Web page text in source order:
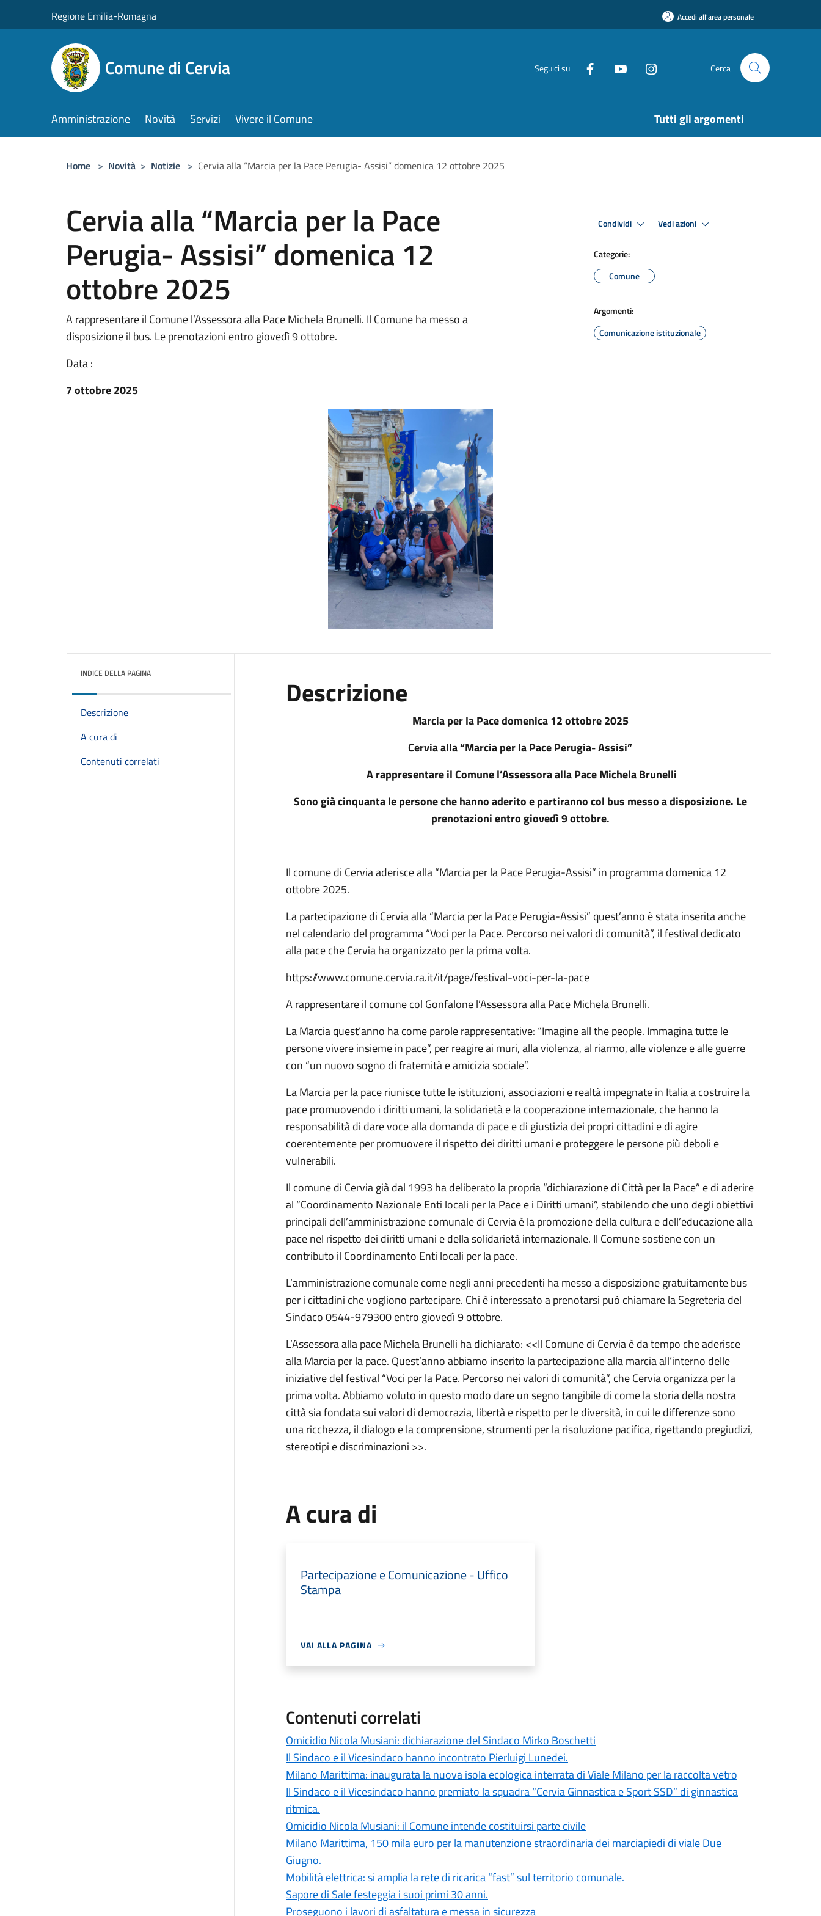
Regione Emilia-Romagna Accedi all'area personale
Comune di Cervia Seguici su Cerca
Amministrazione Novità Servizi Vivere il Comune Tutti gli argomenti
Home > Novità > Notizie > Cervia alla “Marcia per la Pace Perugia- Assisi” domenica 12 ottobre 2025
Cervia alla “Marcia per la Pace
Perugia- Assisi” domenica 12
ottobre 2025
A rappresentare il Comune l’Assessora alla Pace Michela Brunelli. Il Comune ha messo a
disposizione il bus. Le prenotazioni entro giovedì 9 ottobre.
Data :
7 ottobre 2025
Condividi Vedi azioni
Categorie:
Comune
Argomenti:
Comunicazione istituzionale
INDICE DELLA PAGINA
Descrizione
A cura di
Contenuti correlati
Descrizione
Marcia per la Pace domenica 12 ottobre 2025
Cervia alla “Marcia per la Pace Perugia- Assisi”
A rappresentare il Comune l’Assessora alla Pace Michela Brunelli
Sono già cinquanta le persone che hanno aderito e partiranno col bus messo a disposizione. Le
prenotazioni entro giovedì 9 ottobre.
Il comune di Cervia aderisce alla “Marcia per la Pace Perugia-Assisi” in programma domenica 12
ottobre 2025.
La partecipazione di Cervia alla “Marcia per la Pace Perugia-Assisi” quest’anno è stata inserita anche
nel calendario del programma “Voci per la Pace. Percorso nei valori di comunità”, il festival dedicato
alla pace che Cervia ha organizzato per la prima volta.
https://www.comune.cervia.ra.it/it/page/festival-voci-per-la-pace
A rappresentare il comune col Gonfalone l’Assessora alla Pace Michela Brunelli.
La Marcia quest’anno ha come parole rappresentative: “Imagine all the people. Immagina tutte le
persone vivere insieme in pace”, per reagire ai muri, alla violenza, al riarmo, alle violenze e alle guerre
con “un nuovo sogno di fraternità e amicizia sociale”.
La Marcia per la pace riunisce tutte le istituzioni, associazioni e realtà impegnate in Italia a costruire la
pace promuovendo i diritti umani, la solidarietà e la cooperazione internazionale, che hanno la
responsabilità di dare voce alla domanda di pace e di giustizia dei propri cittadini e di agire
coerentemente per promuovere il rispetto dei diritti umani e proteggere le persone più deboli e
vulnerabili.
Il comune di Cervia già dal 1993 ha deliberato la propria “dichiarazione di Città per la Pace” e di aderire
al “Coordinamento Nazionale Enti locali per la Pace e i Diritti umani”, stabilendo che uno degli obiettivi
principali dell’amministrazione comunale di Cervia è la promozione della cultura e dell’educazione alla
pace nel rispetto dei diritti umani e della solidarietà internazionale. Il Comune sostiene con un
contributo il Coordinamento Enti locali per la pace.
L’amministrazione comunale come negli anni precedenti ha messo a disposizione gratuitamente bus
per i cittadini che vogliono partecipare. Chi è interessato a prenotarsi può chiamare la Segreteria del
Sindaco 0544-979300 entro giovedì 9 ottobre.
L’Assessora alla pace Michela Brunelli ha dichiarato: <<Il Comune di Cervia è da tempo che aderisce
alla Marcia per la pace. Quest’anno abbiamo inserito la partecipazione alla marcia all’interno delle
iniziative del festival “Voci per la Pace. Percorso nei valori di comunità”, che Cervia organizza per la
prima volta. Abbiamo voluto in questo modo dare un segno tangibile di come la storia della nostra
città sia fondata sui valori di democrazia, libertà e rispetto per le diversità, in cui le differenze sono
una ricchezza, il dialogo e la comprensione, strumenti per la risoluzione pacifica, rigettando pregiudizi,
stereotipi e discriminazioni >>.
A cura di
Partecipazione e Comunicazione - Uffico
Stampa
VAI ALLA PAGINA
Contenuti correlati
Omicidio Nicola Musiani: dichiarazione del Sindaco Mirko Boschetti
Il Sindaco e il Vicesindaco hanno incontrato Pierluigi Lunedei.
Milano Marittima: inaugurata la nuova isola ecologica interrata di Viale Milano per la raccolta vetro
Il Sindaco e il Vicesindaco hanno premiato la squadra “Cervia Ginnastica e Sport SSD” di ginnastica
ritmica.
Omicidio Nicola Musiani: il Comune intende costituirsi parte civile
Milano Marittima, 150 mila euro per la manutenzione straordinaria dei marciapiedi di viale Due
Giugno.
Mobilità elettrica: si amplia la rete di ricarica “fast” sul territorio comunale.
Sapore di Sale festeggia i suoi primi 30 anni.
Proseguono i lavori di asfaltatura e messa in sicurezza